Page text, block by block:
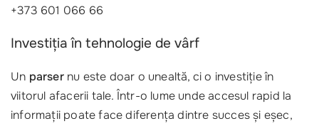
+373 601 066 66
Investiția în tehnologie de vârf
Un parsernu este doar o unealtă, ci o investiție în
viitorul afacerii tale. Într-o lume unde accesul rapid la
informații poate face diferența dintre succes și eșec,